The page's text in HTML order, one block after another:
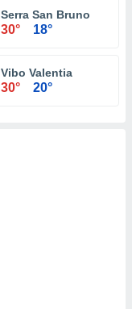
Serra San Bruno
30° 18°
Vibo Valentia
30° 20°